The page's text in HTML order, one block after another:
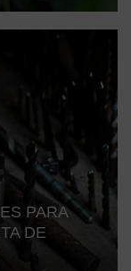
PARA
DE